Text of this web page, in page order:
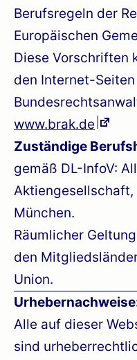
Berufsregeln der
Europäischen
Diese Vorschriften
den Internet-
www.brak.de
Zuständige
gemäß DL-InfoV:
München.
Räumlicher
den
Union.
Alle auf dieser
sind